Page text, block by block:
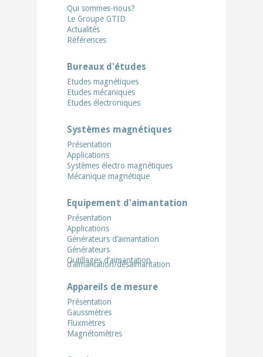
Qui sommes-nous?
Le Groupe GTID
Actualités
Références
Bureaux d'études
Etudes magnétiques
Etudes mécaniques
Etudes électroniques
Systèmes magnétiques
Présentation
Applications
Systèmes électro magnétiques
Mécanique magnétique
Equipement d'aimantation
Présentation
Applications
Générateurs d’aimantation
Générateurs
d’aimantation/désaimantation
Outillages d’aimantation
Appareils de mesure
Présentation
Gaussmètres
Fluxmètres
Magnétomètres